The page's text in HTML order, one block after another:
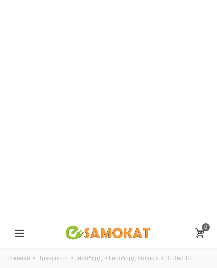
0
Главная > Транспорт > Гироборд > Гироборд Prologix K10 Red 10